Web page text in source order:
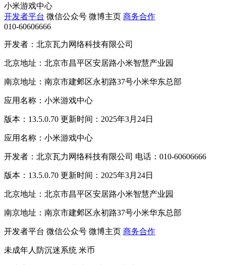
小米游戏中心
开发者平台 微信公众号 微博主页 商务合作
010-60606666
开发者：北京瓦力网络科技有限公司
北京地址：北京市昌平区安居路小米智慧产业园
南京地址：南京市建邺区永初路37号小米华东总部
应用名称：小米游戏中心
版本：13.5.0.70 更新时间：2025年3月24日
应用名称：小米游戏中心
开发者：北京瓦力网络科技有限公司 电话：010-60606666
版本：13.5.0.70 更新时间：2025年3月24日
北京地址：北京市昌平区安居路小米智慧产业园
南京地址：南京市建邺区永初路37号小米华东总部
开发者平台 微信公众号 微博主页 商务合作
未成年人防沉迷系统 米币